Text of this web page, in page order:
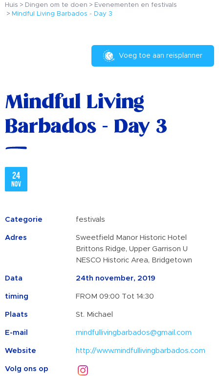
Huis Dingen om te doen
Evenementen en festivals
Mindful Living Barbados - Day 3
Voeg toe aan reisplanner
Mindful Living
Barbados - Day 3
24
nov
Categorie festivals
Adres
Sweetfield Manor Historic Hotel
Brittons Ridge, Upper Garrison U
NESCO Historic Area, Bridgetown
Data 24th november, 2019
timing FROM 09:00 Tot 14:30
Plaats St. Michael
E-mail mindfullivingbarbados@gmail.com
Website http://www.mindfullivingbarbados.com
Volg ons op